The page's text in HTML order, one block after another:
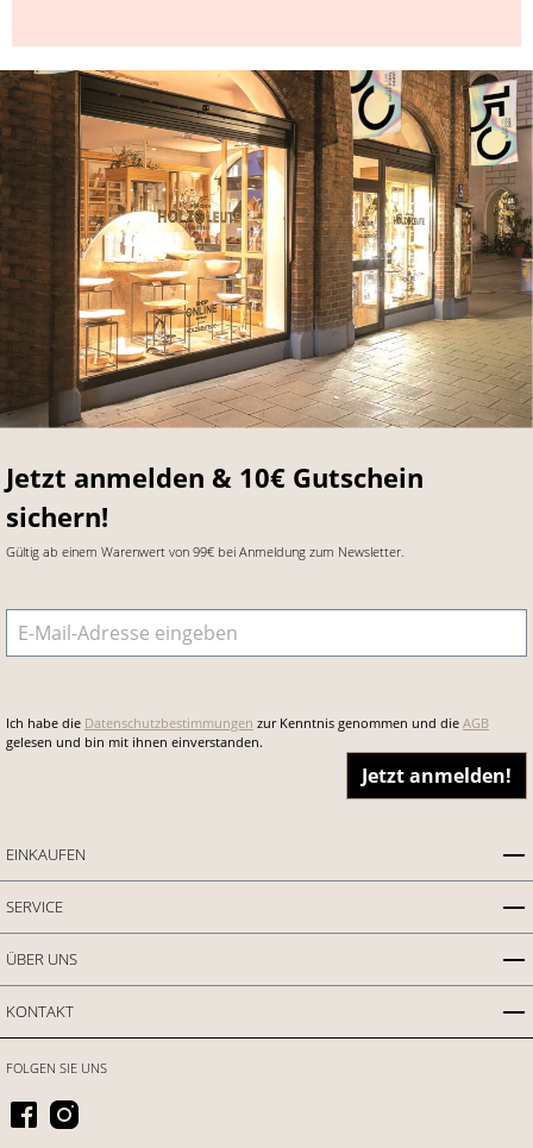
Jetzt anmelden & 10€ Gutschein
sichern!
Gültig ab einem Warenwert von 99€ bei Anmeldung zum Newsletter.
E-Mail-Adresse
Ich habe die Datenschutzbestimmungen zur Kenntnis genommen und die AGB
gelesen und bin mit ihnen einverstanden.
Jetzt anmelden!
EINKAUFEN
SERVICE
ÜBER UNS
KONTAKT
FOLGEN SIE UNS